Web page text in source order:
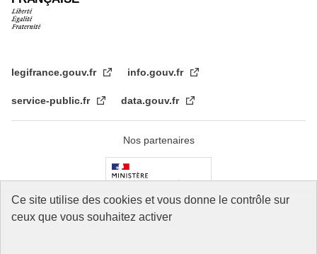
legifrance.gouv.fr info.gouv.fr
service-public.fr data.gouv.fr
Nos partenaires
Ce site utilise des cookies et vous donne le contrôle sur
ceux que vous souhaitez activer